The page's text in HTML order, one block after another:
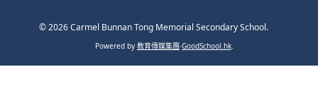
© 2026Carmel Bunnan Tong Memorial Secondary School.
Powered by 教育傳媒集團‧GoodSchool.hk